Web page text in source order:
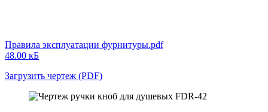
Правила эксплуатации фурнитуры.pdf
48.00 кБ
Загрузить чертеж (PDF)